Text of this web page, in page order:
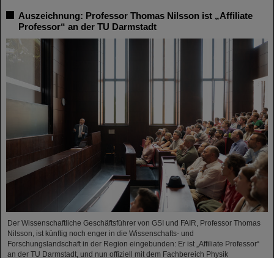
Auszeichnung: Professor Thomas Nilsson ist „Affiliate
Professor“ an der TU Darmstadt
Der Wissenschaftliche Geschäftsführer von GSI und FAIR, Professor Thomas
Nilsson, ist künftig noch enger in die Wissenschafts- und
Forschungslandschaft in der Region eingebunden: Er ist „Affiliate Professor“
an der TU Darmstadt, und nun offiziell mit dem Fachbereich Physik